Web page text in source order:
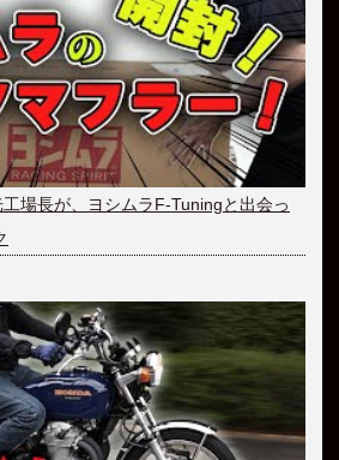
場長が、ヨシムラF-Tuningと出会っ